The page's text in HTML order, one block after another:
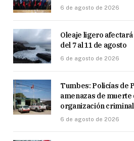
6 de agosto de 2026
Oleaje ligero
del 7 al 11 de agosto
6 de agosto de 2026
Tumbes: Policías de
amenazas de
organización criminal
6 de agosto de 2026